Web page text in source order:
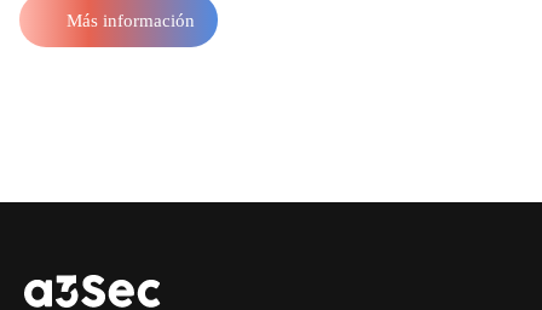
Más información